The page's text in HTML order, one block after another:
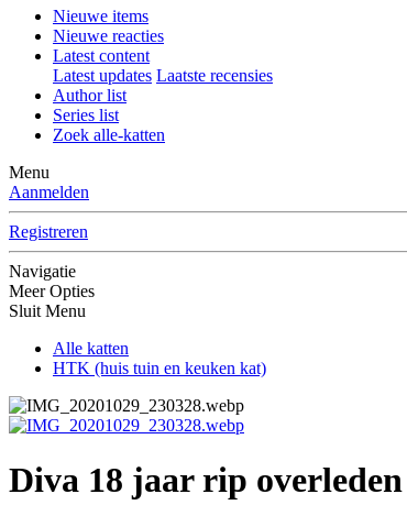
Nieuwe items
Nieuwe reacties
Latest content
Latest updates Laatste recensies
Author list
Series list
Zoek alle-katten
Menu
Aanmelden
Registreren
Navigatie
Meer Opties
Sluit Menu
Alle katten
HTK (huis tuin en keuken kat)
Diva 18 jaar rip